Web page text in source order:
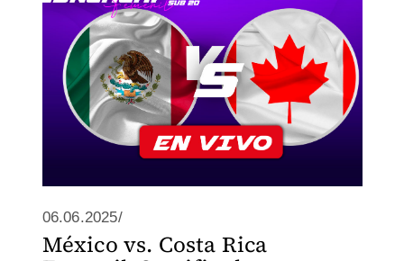
06.06.2025/
México vs. Costa Rica